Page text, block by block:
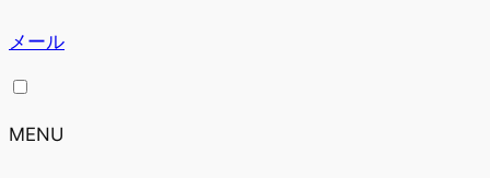
メール
MENU